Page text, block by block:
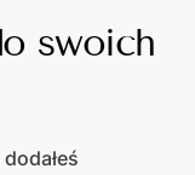
swoich